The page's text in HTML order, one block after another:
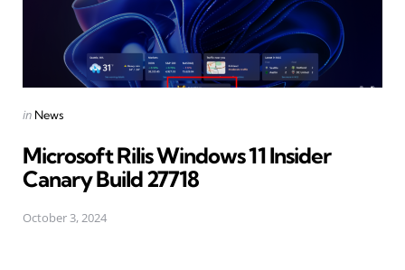
Posted
in News
Microsoft Rilis Windows 11 Insider
Canary Build 27718
October 3, 2024